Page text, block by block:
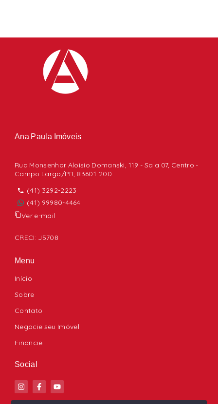
Ana Paula Imóveis
Rua Monsenhor Aloisio Domanski, 119 - Sala 07, Centro -
Campo Largo/PR, 83601-200
(41) 3292-2223
(41) 99980-4464
Ver e-mail
CRECI: J5708
Menu
Início
Sobre
Contato
Negocie seu Imóvel
Financie
Social